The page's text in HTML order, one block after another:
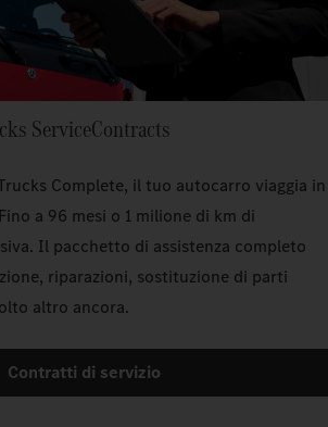
ServiceContracts
Complete, il tuo autocarro viaggia in
a 96 mesi o 1 milione di km di
Il pacchetto di assistenza completo
riparazioni, sostituzione di parti
altro ancora.
Contratti di servizio